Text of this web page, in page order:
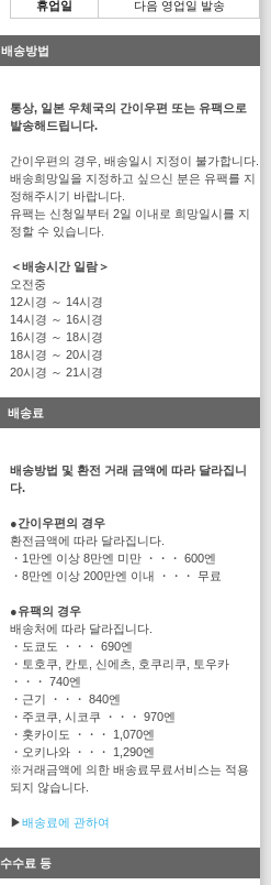
휴업일
다음 영업일 발송
배송방법
통상, 일본 우체국의 간이우편 또는 유팩으로
발송해드립니다.
간이우편의 경우, 배송일시 지정이 불가합니다.
배송희망일을 지정하고 싶으신 분은 유팩를 지
정해주시기 바랍니다.
유팩는 신청일부터 2일 이내로 희망일시를 지
정할 수 있습니다.
＜배송시간 일람＞
오전중
12시경 ～ 14시경
14시경 ～ 16시경
16시경 ～ 18시경
18시경 ～ 20시경
20시경 ～ 21시경
배송료
배송방법 및 환전 거래 금액에 따라 달라집니
다.
●간이우편의 경우
환전금액에 따라 달라집니다.
・1만엔 이상 8만엔 미만 ・・・ 600엔
・8만엔 이상 200만엔 이내 ・・・ 무료
●유팩의 경우
배송처에 따라 달라집니다.
・도쿄도 ・・・ 690엔
・토호쿠, 칸토, 신에츠, 호쿠리쿠, 토우카
・・・ 740엔
・근기 ・・・ 840엔
・주코쿠, 시코쿠 ・・・ 970엔
・홋카이도 ・・・ 1,070엔
・오키나와 ・・・ 1,290엔
※거래금액에 의한 배송료무료서비스는 적용
되지 않습니다.
▶배송료에 관하여
수수료 등